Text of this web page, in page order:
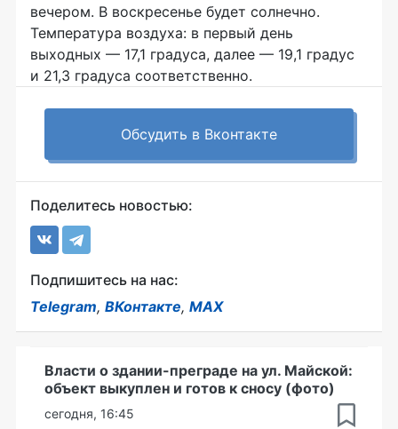
вечером. В воскресенье будет солнечно.
Температура воздуха: в первый день
выходных — 17,1 градуса, далее — 19,1 градус
и 21,3 градуса соответственно.
Обсудить в Вконтакте
Поделитесь новостью:
Подпишитесь на нас:
Telegram, ВКонтакте, MAX
Власти о здании-преграде на ул. Майской:
объект выкуплен и готов к сносу (фото)
сегодня, 16:45